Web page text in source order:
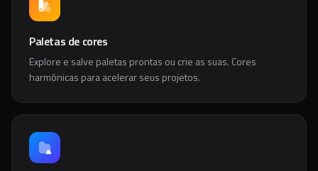
Paletas de cores
Explore e salve paletas prontas ou crie as suas. Cores
harmônicas para acelerar seus projetos.